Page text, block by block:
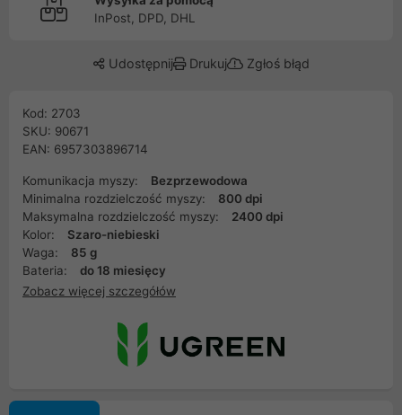
InPost, DPD, DHL
Udostępnij Drukuj Zgłoś błąd
Kod: 2703
SKU: 90671
EAN: 6957303896714
Komunikacja myszy:
Bezprzewodowa
Minimalna rozdzielczość myszy:
800 dpi
Maksymalna rozdzielczość myszy:
2400 dpi
Kolor:
Szaro-niebieski
Waga:
85 g
Bateria:
do 18 miesięcy
Zobacz więcej szczegółów